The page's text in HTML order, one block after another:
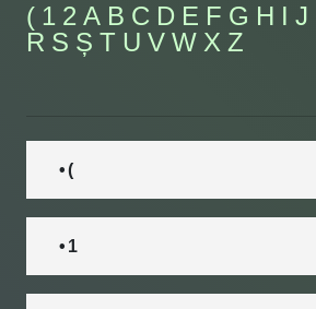
( 1 2 A B C D E F G H I J
R S Ș T U V W X Z
• (
• 1